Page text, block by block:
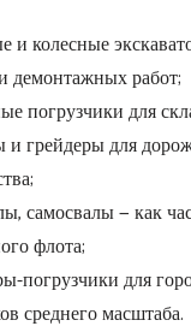
и колесные
демонтажных работ;
погрузчики для
и грейдеры для
самосвалы — как
флота;
погрузчики для
среднего масштаба.